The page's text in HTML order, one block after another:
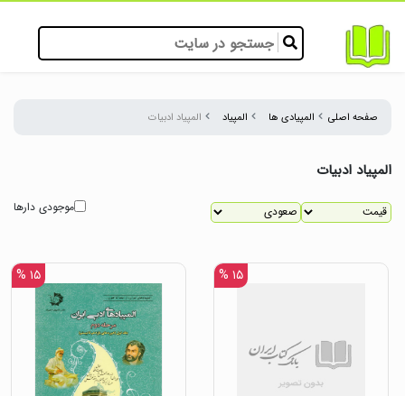
صفحه اصلی المپیادی ها المپیاد المپیاد ادبیات
المپیاد ادبیات
موجودی دارها
۱۵ % ۱۵ %